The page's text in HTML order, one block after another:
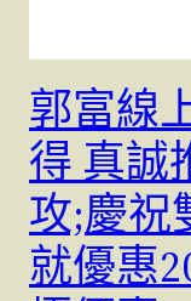
郭富線
得 真誠
攻;慶祝
就優惠